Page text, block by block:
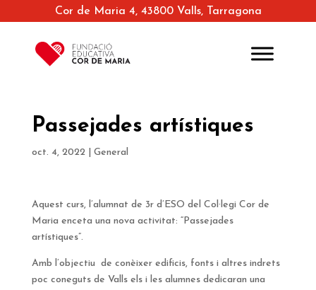
Cor de Maria 4, 43800 Valls, Tarragona
Passejades artístiques
oct. 4, 2022| General
Aquest curs, l’alumnat de 3r d’ESO del Col·legi Cor de
Maria enceta una nova activitat: “Passejades
artístiques”.
Amb l’objectiu de conèixer edificis, fonts i altres indrets
poc coneguts de Valls els i les alumnes dedicaran una